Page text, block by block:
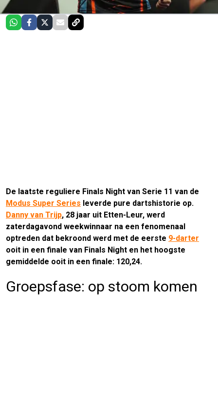
De laatste reguliere Finals Night van Serie 11 van de
Modus Super Series leverde pure dartshistorie op.
Danny van Trijp, 28 jaar uit Etten-Leur, werd
zaterdagavond weekwinnaar na een fenomenaal
optreden dat bekroond werd met de eerste 9-darter
ooit in een finale van Finals Night en het hoogste
gemiddelde ooit in een finale: 120,24.
Groepsfase: op stoom komen